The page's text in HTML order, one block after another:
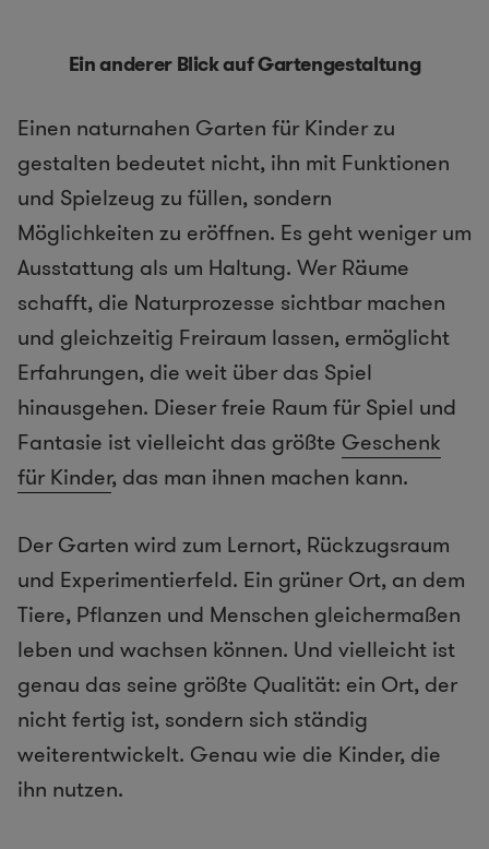
Ein anderer Blick auf Gartengestaltung
Einen naturnahen Garten für Kinder zu
gestalten bedeutet nicht, ihn mit Funktionen
und Spielzeug zu füllen, sondern
Möglichkeiten zu eröffnen. Es geht weniger um
Ausstattung als um Haltung. Wer Räume
schafft, die Naturprozesse sichtbar machen
und gleichzeitig Freiraum lassen, ermöglicht
Erfahrungen, die weit über das Spiel
hinausgehen. Dieser freie Raum für Spiel und
Fantasie ist vielleicht das größte Geschenk
für Kinder, das man ihnen machen kann.
Der Garten wird zum Lernort, Rückzugsraum
und Experimentierfeld. Ein grüner Ort, an dem
Tiere, Pflanzen und Menschen gleichermaßen
leben und wachsen können. Und vielleicht ist
genau das seine größte Qualität: ein Ort, der
nicht fertig ist, sondern sich ständig
weiterentwickelt. Genau wie die Kinder, die
ihn nutzen.